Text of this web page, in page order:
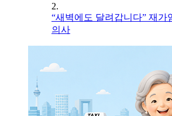
2.
“새벽에도 달려갑니다” 재가
의사